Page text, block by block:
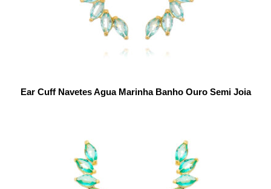
Ear Cuff Navetes Agua Marinha Banho Ouro Semi Joia